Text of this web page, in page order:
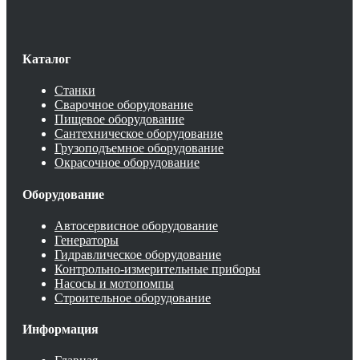
Каталог
Станки
Сварочное оборудование
Пищевое оборудование
Сантехническое оборудование
Грузоподъемное оборудование
Окрасочное оборудование
Оборудование
Автосервисное оборудование
Генераторы
Гидравлическое оборудование
Контрольно-измерительные приборы
Насосы и мотопомпы
Строительное оборудование
Информация